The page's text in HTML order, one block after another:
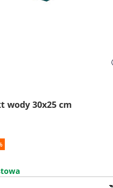
wody 30x25 cm